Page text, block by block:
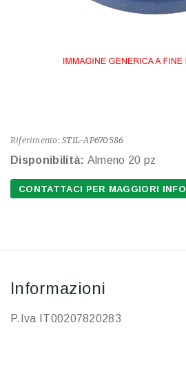
Riferimento: STIL-AP670586
Disponibilità: Almeno 20 pz
CONTATTACI PER MAGGIORI INFO
Informazioni
P.Iva IT00207820283